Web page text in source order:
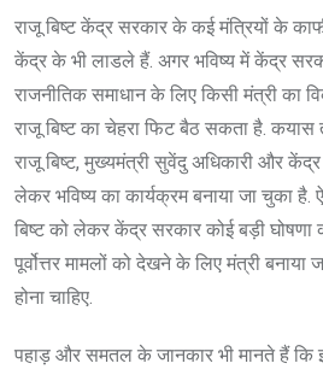
राजू बिष्ट केंद्र सरकार के कई मंत्रियों के
केंद्र के भी लाडले हैं. अगर भविष्य में केंद्र
राजनीतिक समाधान के लिए किसी मंत्री का
राजू बिष्ट का चेहरा फिट बैठ सकता है. कयास
राजू बिष्ट, मुख्यमंत्री सुवेंदु अधिकारी और
लेकर भविष्य का कार्यक्रम बनाया जा चुका
बिष्ट को लेकर केंद्र सरकार कोई बड़ी घोषणा
पूर्वोत्तर मामलों को देखने के लिए मंत्री बनाया
होना चाहिए.
पहाड़ और समतल के जानकार भी मानते हैं कि